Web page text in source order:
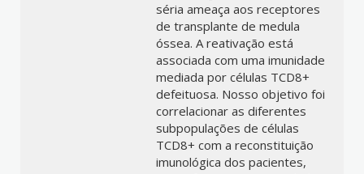
séria ameaça aos receptores
de transplante de medula
óssea. A reativação está
associada com uma imunidade
mediada por células TCD8+
defeituosa. Nosso objetivo foi
correlacionar as diferentes
subpopulações de células
TCD8+ com a reconstituição
imunológica dos pacientes,